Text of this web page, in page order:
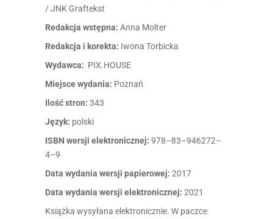
/ JNK Graftekst
Redakcja wstępna: Anna Molter
Redakcja i korekta: Iwona Torbicka
Wydawca: PIX.HOUSE
Miejsce wydania: Poznań
Ilość stron: 343
Język: polski
ISBN wersji elektronicznej: 978–83–946272–
4–9
Data wydania wersji papierowej: 2017
Data wydania wersji elektronicznej: 2021
Książka wysyłana elektronicznie. W paczce